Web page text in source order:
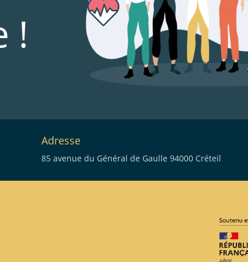
!
Adresse
85 avenue du Général de Gaulle 94000 Créteil